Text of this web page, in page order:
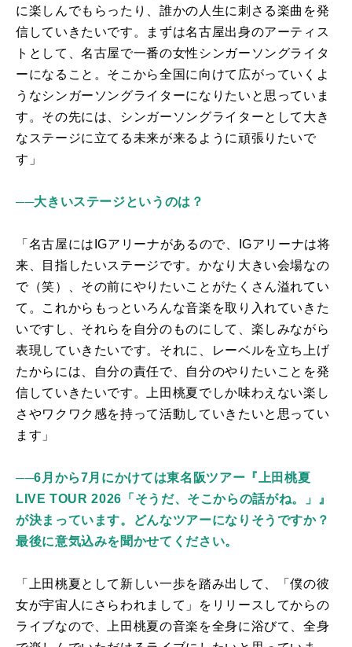
に楽しんでもらったり、誰かの人生に刺さる楽曲を発
信していきたいです。まずは名古屋出身のアーティス
トとして、名古屋で一番の女性シンガーソングライタ
ーになること。そこから全国に向けて広がっていくよ
うなシンガーソングライターになりたいと思っていま
す。その先には、シンガーソングライターとして大き
なステージに立てる未来が来るように頑張りたいで
す」
──大きいステージというのは？
「名古屋には IGアリーナがあるので、 IGアリーナは将
来、目指したいステージです。かなり大きい会場なの
で（笑）、その前にやりたいことがたくさん溢れてい
て。これからもっといろんな音楽を取り入れていきた
いですし、それらを自分のものにして、楽しみながら
表現していきたいです。それに、レーベルを立ち上げ
たからには、自分の責任で、自分のやりたいことを発
信していきたいです。上田桃夏でしか味わえない楽し
さやワクワク感を持って活動していきたいと思ってい
ます」
──6月から7月にかけては東名阪ツアー『上田桃夏
LIVE TOUR 2026「そうだ、そこからの話がね。」』
が決まっています。どんなツアーになりそうですか？
最後に意気込みを聞かせてください。
「上田桃夏として新しい一歩を踏み出して、「僕の彼
女が宇宙人にさらわれまして」をリリースしてからの
ライブなので、上田桃夏の音楽を全身に浴びて、全身